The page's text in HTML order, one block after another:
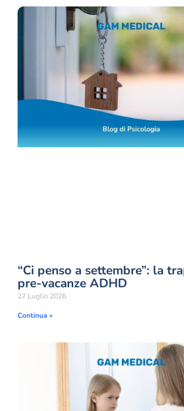
“Ci penso a settembre”: la
pre-vacanze ADHD
27 Luglio 2026
Continua »